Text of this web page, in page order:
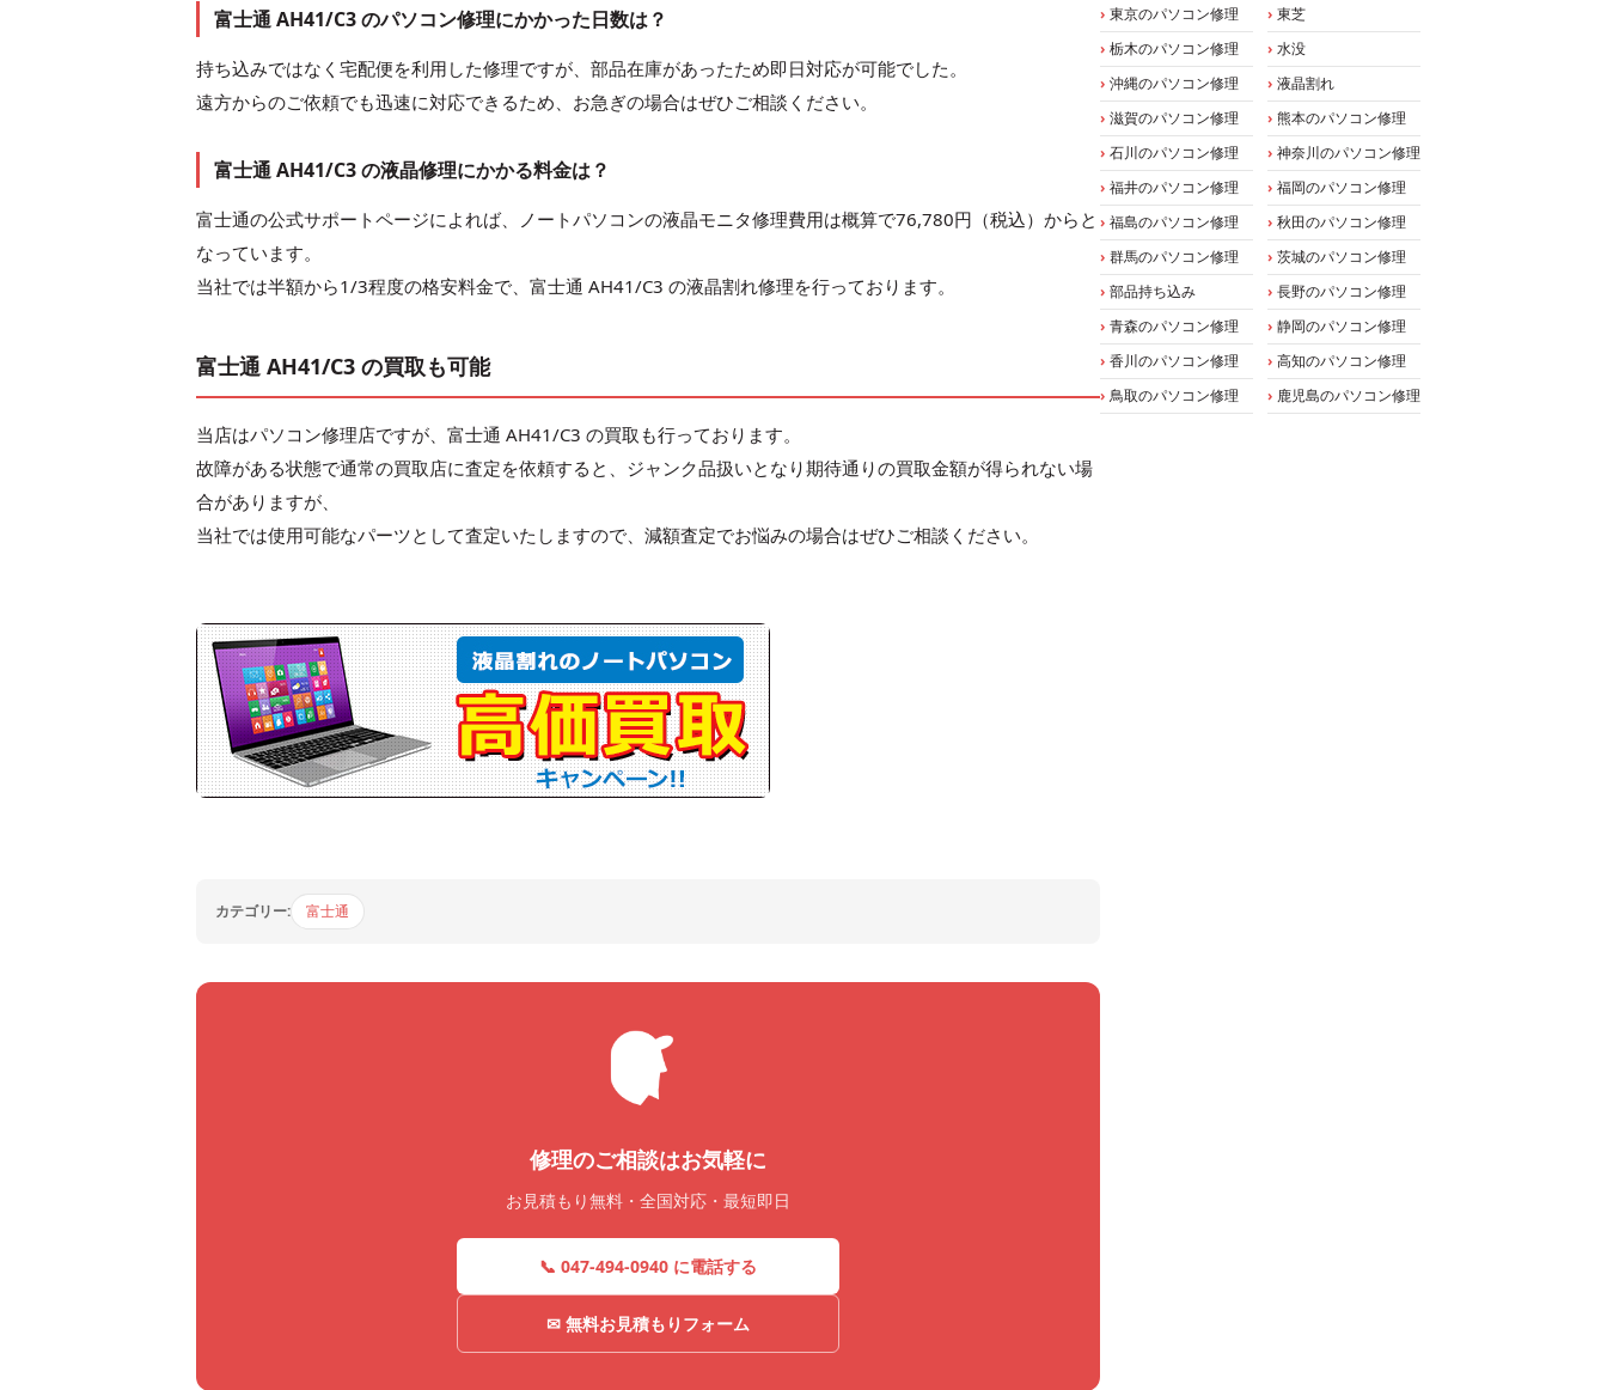
富士通 AH41/C3 のパソコン修理にかかった日数は？
持ち込みではなく宅配便を利用した修理ですが、部品在庫があったため即日対応が可能でした。
遠方からのご依頼でも迅速に対応できるため、お急ぎの場合はぜひご相談ください。
富士通 AH41/C3 の液晶修理にかかる料金は？
富士通の公式サポートページによれば、ノートパソコンの液晶モニタ修理費用は概算で76,780円（税込）からと
なっています。
当社では半額から1/3程度の格安料金で、富士通 AH41/C3 の液晶割れ修理を行っております。
富士通 AH41/C3 の買取も可能
当店はパソコン修理店ですが、富士通 AH41/C3 の買取も行っております。
故障がある状態で通常の買取店に査定を依頼すると、ジャンク品扱いとなり期待通りの買取金額が得られない場
合がありますが、
当社では使用可能なパーツとして査定いたしますので、減額査定でお悩みの場合はぜひご相談ください。
カテゴリー: 富士通
修理のご相談はお気軽に
お見積もり無料・全国対応・最短即日
📞 047-494-0940 に電話する
✉ 無料お見積もりフォーム
東京のパソコン修理
東芝
栃木のパソコン修理
水没
沖縄のパソコン修理
液晶割れ
滋賀のパソコン修理
熊本のパソコン修理
石川のパソコン修理
神奈川のパソコン修理
福井のパソコン修理
福岡のパソコン修理
福島のパソコン修理
秋田のパソコン修理
群馬のパソコン修理
茨城のパソコン修理
部品持ち込み
長野のパソコン修理
青森のパソコン修理
静岡のパソコン修理
香川のパソコン修理
高知のパソコン修理
鳥取のパソコン修理
鹿児島のパソコン修理